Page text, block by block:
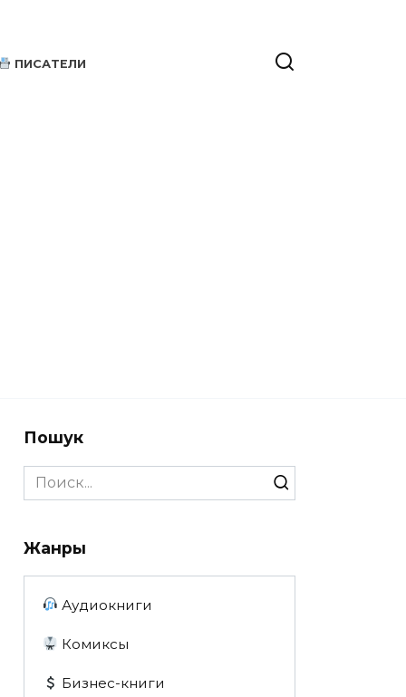
ПИСАТЕЛИ
Пошук
Search
for:
Жанры
Аудиокниги
Комиксы
Бизнес-книги